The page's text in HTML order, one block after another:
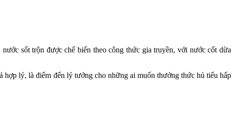
sốt trộn được chế biến theo công thức gia truyền, với nước cốt dừa
lý, là điểm đến lý tưởng cho những ai muốn thưởng thức hủ tiếu hấp